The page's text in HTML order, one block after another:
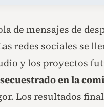
de mensajes de
redes sociales se
y los proyectos
secuestrado en la
Los resultados